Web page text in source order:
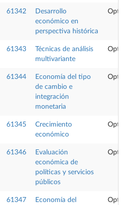
61342
Desarrollo
económico en
perspectiva histórica
61343
Técnicas de análisis
multivariante
61344
Economía del tipo
de cambio e
integración
monetaria
61345
Crecimiento
económico
61346
Evaluación
económica de
políticas y servicios
públicos
61347
Economía del